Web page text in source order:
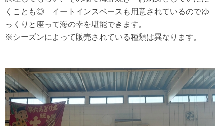
くことも◎ イートインスペースも用意されているのでゆ
っくりと座って海の幸を堪能できます。
※シーズンによって販売されている種類は異なります。